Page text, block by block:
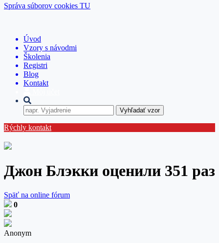
Správa súborov cookies TU
Úvod
Vzory s návodmi
Školenia
Registri
Blog
Kontakt
Vyhľadať vzor
Rýchly kontakt
Джон Блэкки оценили 351 раз
Späť na online fórum
0
Anonym